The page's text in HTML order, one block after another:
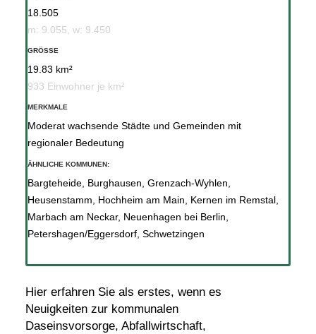
Hier erfahren Sie als erstes, wenn es
Neuigkeiten zur kommunalen
Daseinsvorsorge, Abfallwirtschaft,
18.505
m: 9.055, w: 9.450
GRÖSSE
19.83 km²
933 Einwohner je km²
MERKMALE
Moderat wachsende Städte und Gemeinden mit
regionaler Bedeutung
ÄHNLICHE KOMMUNEN:
Bargteheide, Burghausen Grenzach-Wyhlen
Heusenstamm
Hochheim am Main Kernen im Remstal,
Marbach am Neckar, Neuenhagen bei Berlin
Petershagen/Eggersdorf, Schwetzingen